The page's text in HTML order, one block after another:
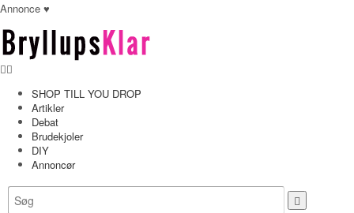
Annonce ♥
SHOP TILL YOU DROP
Artikler
Debat
Brudekjoler
DIY
Annoncør